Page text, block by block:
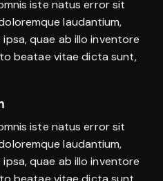
iste natus error sit
laudantium,
quae ab illo inventore
beatae vitae dicta sunt,
iste natus error sit
laudantium,
quae ab illo inventore